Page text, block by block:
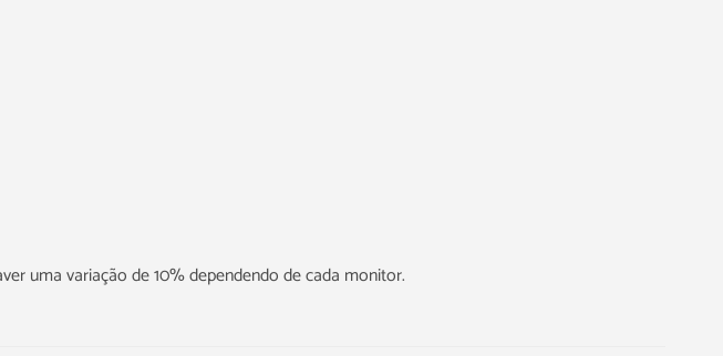
uma variação de 10% dependendo de cada monitor.